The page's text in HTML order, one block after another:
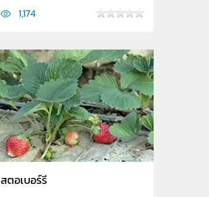
1,174
สตอเบอร์รี